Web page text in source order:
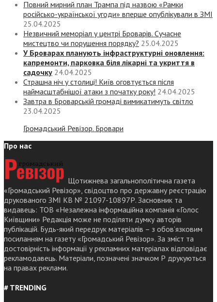
Повний мирний план Трампа під назвою «‎Рамки
російсько-української угоди» вперше опублікували в ЗМІ
25.04.2025
Незвичний меморіал у центрі Броварів. Сучасне
мистецтво чи порушення порядку? 25.04.2025
У Броварах планують інфраструктурні оновлення:
капремонти, парковка біля лікарні та укриття в
садочку 24.04.2025
Страшна ніч у столиці! Київ оговтується після
наймасштабнішої атаки з початку року! 24.04.2025
Завтра в Броварській громаді вимикатимуть світло
23.04.2025
Громадський Ревізор. Бровари
Про нас
Щотижнева загальнополітична газета
«Громадський Ревізор», свідоцтво про державну реєстрацію
друкованого ЗМІ КВ № 21097-10897Р. Засновник та
видавець: ТОВ «Незалежна інформаційна компанія «Голос
Київщини» Редакція може не поділяти думку авторів
публікацій. Будь-який передрук матеріалів – з обов’язковим
посиланням на газету «Громадський Ревізор». За зміст та
достовірність інформації у рекламних матеріалах відповідає
рекламодавець. Матеріали, позначені значком Р друкуються
на правах реклами.
# TRENDING